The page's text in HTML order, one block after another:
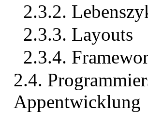
2.3.2.
2.3.3. Layouts
2.3.4.
2.4.
Appentwicklung